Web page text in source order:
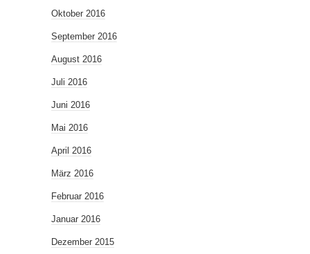
Oktober 2016
September 2016
August 2016
Juli 2016
Juni 2016
Mai 2016
April 2016
März 2016
Februar 2016
Januar 2016
Dezember 2015